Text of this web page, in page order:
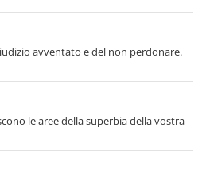
avventato e del non perdonare.
le aree della superbia della vostra